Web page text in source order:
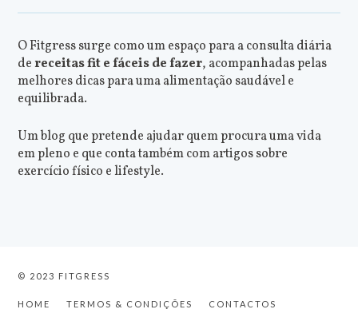
O Fitgress surge como um espaço para a consulta diária
dereceitas fit e fáceis de fazer, acompanhadas pelas
melhores dicas para uma alimentação saudável e
equilibrada.
Um blog que pretende ajudar quem procura uma vida
em pleno e que conta também com artigos sobre
exercício físico e lifestyle.
© 2023 FITGRESS
HOME TERMOS & CONDIÇÕES CONTACTOS